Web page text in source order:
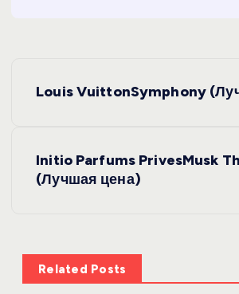
Louis VuittonSymphony
Initio Parfums PrivesMusk
(Лучшая цена)
Related Posts